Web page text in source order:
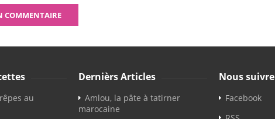
au
Dernièrs Articles
Amlou, la pâte à tatirner
marocaine
Nous suivre
Facebook